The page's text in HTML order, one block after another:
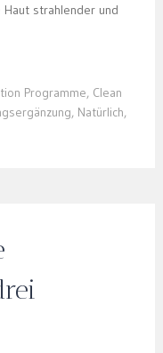
strahlender und
Programme, Clean
, Natürlich,